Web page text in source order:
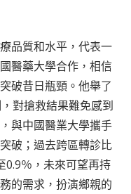
品質和水平，代表一
醫藥大學合作，相信
破昔日瓶頸。他舉了
對搶救結果難免感到
與中國醫業大學攜手
破；過去跨區轉診比
0.9％，未來可望再持
的需求，扮演鄉親的